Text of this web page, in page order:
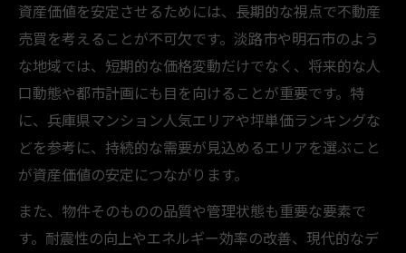
資産価値を安定させるためには、長期的な視点で不動産
売買を考えることが不可欠です。淡路市や明石市のよう
な地域では、短期的な価格変動だけでなく、将来的な人
口動態や都市計画にも目を向けることが重要です。特
に、兵庫県マンション人気エリアや坪単価ランキングな
どを参考に、持続的な需要が見込めるエリアを選ぶこと
が資産価値の安定につながります。
また、物件そのものの品質や管理状態も重要な要素で
す。耐震性の向上やエネルギー効率の改善、現代的なデ